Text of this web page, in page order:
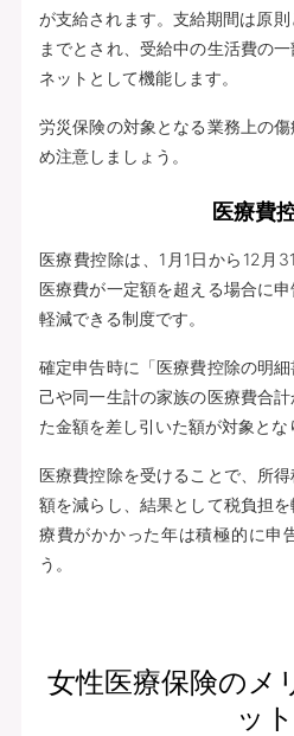
が支給されます。支給期間は原
までとされ、受給中の生活費の
ネットとして機能します。
労災保険の対象となる業務上の
め注意しましょう。
医療費
医療費控除は、1月1日から12月
医療費が一定額を超える場合に
軽減できる制度です。
確定申告時に「医療費控除の明
己や同一生計の家族の医療費合
た金額を差し引いた額が対象とな
医療費控除を受けることで、所
額を減らし、結果として税負担
療費がかかった年は積極的に申
う。
女性医療保険のメ
ット